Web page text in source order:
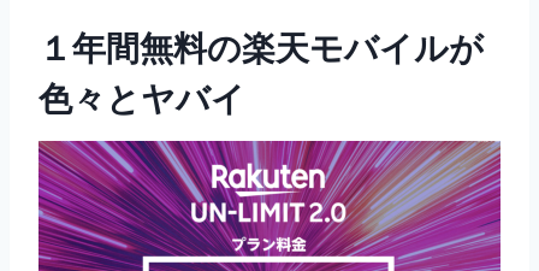
１年間無料の楽天モバイルが
色々とヤバイ